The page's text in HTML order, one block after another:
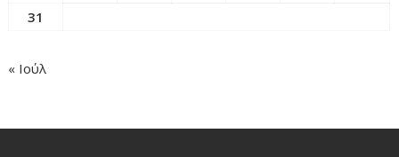
31
« Ιούλ